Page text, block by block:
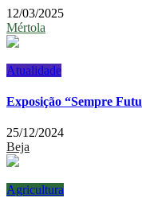
12/03/2025
Mértola
Atualidade
Exposição “Sempre
25/12/2024
Beja
Agricultura